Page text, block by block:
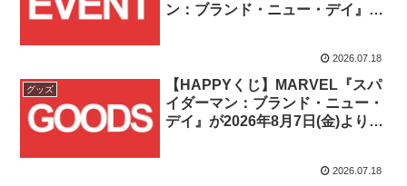
ン：ブランド・ニュー・デイ』期
2026.07.18
グッズ
【HAPPYくじ】MARVEL『スパ
イダーマン：ブランド・ニュー・
デイ』が2026年8月7日(金)より発
2026.07.18